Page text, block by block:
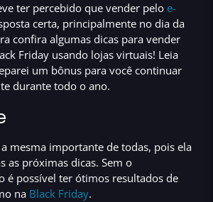
ter percebido que vender pelo e-
certa, principalmente no dia da
confira algumas dicas para vender
Friday usando lojas virtuais! Leia
um bônus para você continuar
durante todo o ano.
mesma importante de todas, pois ela
as próximas dicas. Sem o
é possível ter ótimos resultados de
na Black Friday.